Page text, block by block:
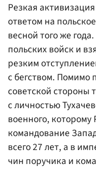
Резкая
ответом на
весной того же
польских войск и
резким
с бегством. Помимо
советской стороны
с личностью
военного,
командование
всего 27 лет, а в
чин поручика и